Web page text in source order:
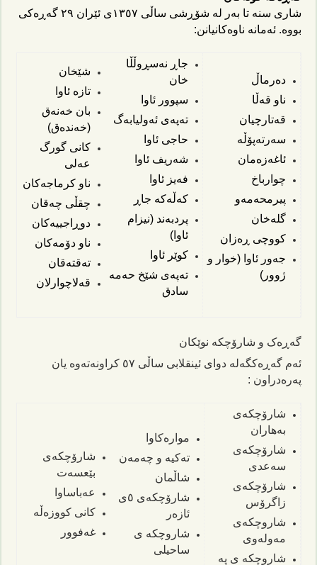
شاری سنە تا بەر لە شۆڕشی ساڵی ١٣٥٧ی ئێران ٢٩ گەڕەکی
بووە. ئەمانە ناوەکانیانن:
دەرماڵ
ناو قەڵا
قەتارچیان
سەرتەپۆڵە
ئاغەزەمان
چوارباخ
پیرمحەمەو
گلەخان
کووچی ڕەزان
جەور ئاوا (خوار و
ژوور)
جاڕ نەسڕوڵڵا
خان
سپوور ئاوا
تەپەی ئەولیابەگ
حاجی ئاوا
شەریف ئاوا
فەیز ئاوا
کەڵەکە جاڕ
پردبەند (نیزام
ئاوا)
کوێر ئاوا
تەپەی شێخ حەمە
سادق
شێخان
تازه ئاوا
بان خەنەق
(خەندەق)
کانی گورگ
عەلی
ناو کرماجەکان
چقڵی چەقان
دوڕاجییەکان
ناو دۆمەکان
تەقتەقان
قه‌لاچوارلان
گەڕەک و شارۆچکە نوێکان
ئەم گەڕەکگەلە دوای ئینقلابی ساڵی ٥٧ کراونەتەوە یان
پەرەدراون :
شارۆچکەی
بەهاران
شارۆچکەی
سەعدی
شارۆچکەی
زاگرۆس
شاروچکەی
مەولەوی
شاروچکه ی په
موارەکاوا
تەکیه ‌و چەمەن
شاڵمان‌
شارۆچکەی ٥ی
ئازەر
شاروچکه ی
ساحیلی
شارۆچکەی
بێعسەت
عەباساوا
کانی کووزەڵە
غەفوور‌‌